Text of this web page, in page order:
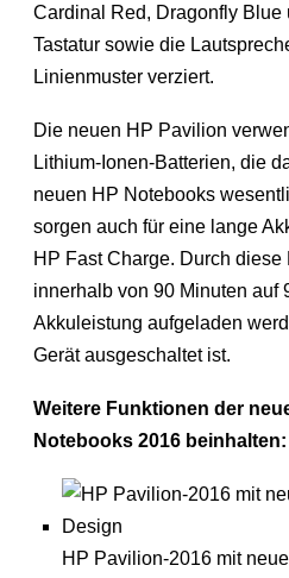
Cardinal Red, Dragonfly Blue
Tastatur sowie die
Linienmuster verziert.
Die neuen HP Pavilion
Lithium-Ionen-Batterien, die
neuen HP Notebooks
sorgen auch für eine lange
HP Fast Charge. Durch
innerhalb von 90 Minuten auf
Akkuleistung aufgeladen
Gerät ausgeschaltet ist.
Weitere Funktionen der
Notebooks 2016 beinhalten:
HP Pavilion-2016 mit